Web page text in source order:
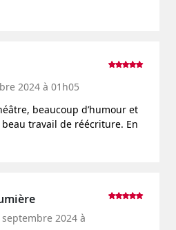
2024 à 01h05
beaucoup d’humour et
travail de réécriture. En
2024 à